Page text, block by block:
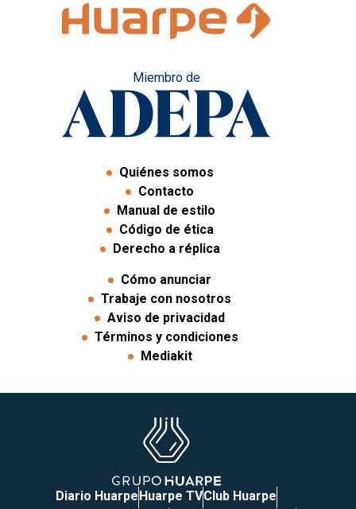
Miembro de
Quiénes somos
Contacto
Manual de estilo
Código de ética
Derecho a réplica
Cómo anunciar
Trabaje con nosotros
Aviso de privacidad
Términos y condiciones
Mediakit
Diario HuarpeHuarpe TVClub Huarpe